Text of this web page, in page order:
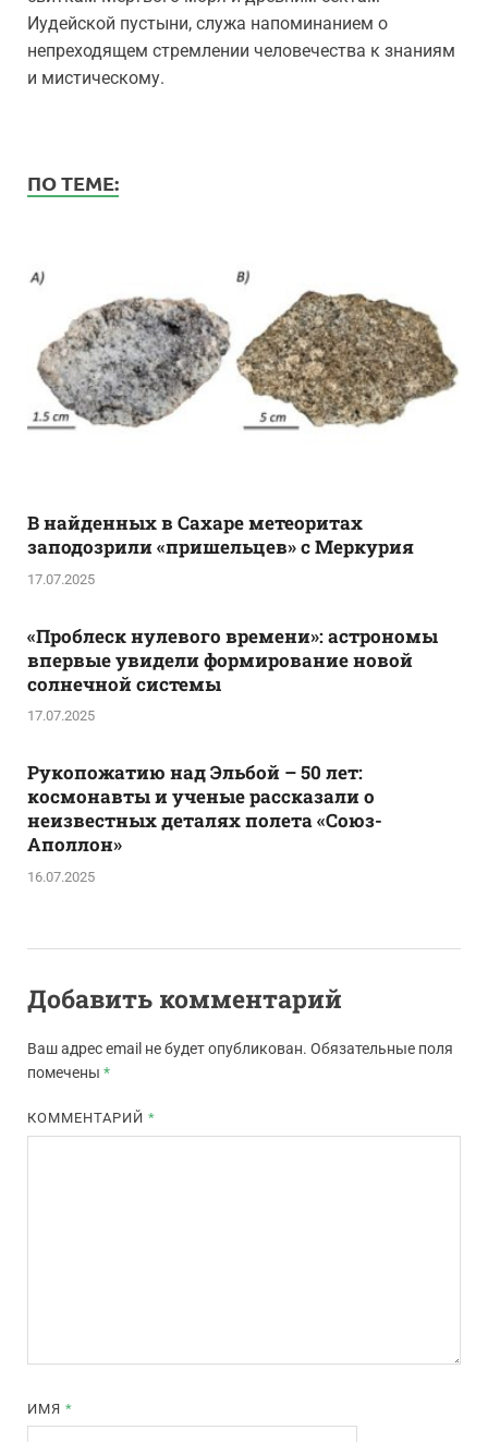
Иудейской пустыни, служа напоминанием о
непреходящем стремлении человечества к знаниям
и мистическому.
ПО ТЕМЕ:
В найденных в Сахаре метеоритах
заподозрили «пришельцев» с Меркурия
17.07.2025
«Проблеск нулевого времени»: астрономы
впервые увидели формирование новой
солнечной системы
17.07.2025
Рукопожатию над Эльбой – 50 лет:
космонавты и ученые рассказали о
неизвестных деталях полета «Союз-
Аполлон»
16.07.2025
Добавить комментарий
Ваш адрес email не будет опубликован. Обязательные поля
помечены *
КОММЕНТАРИЙ*
ИМЯ*